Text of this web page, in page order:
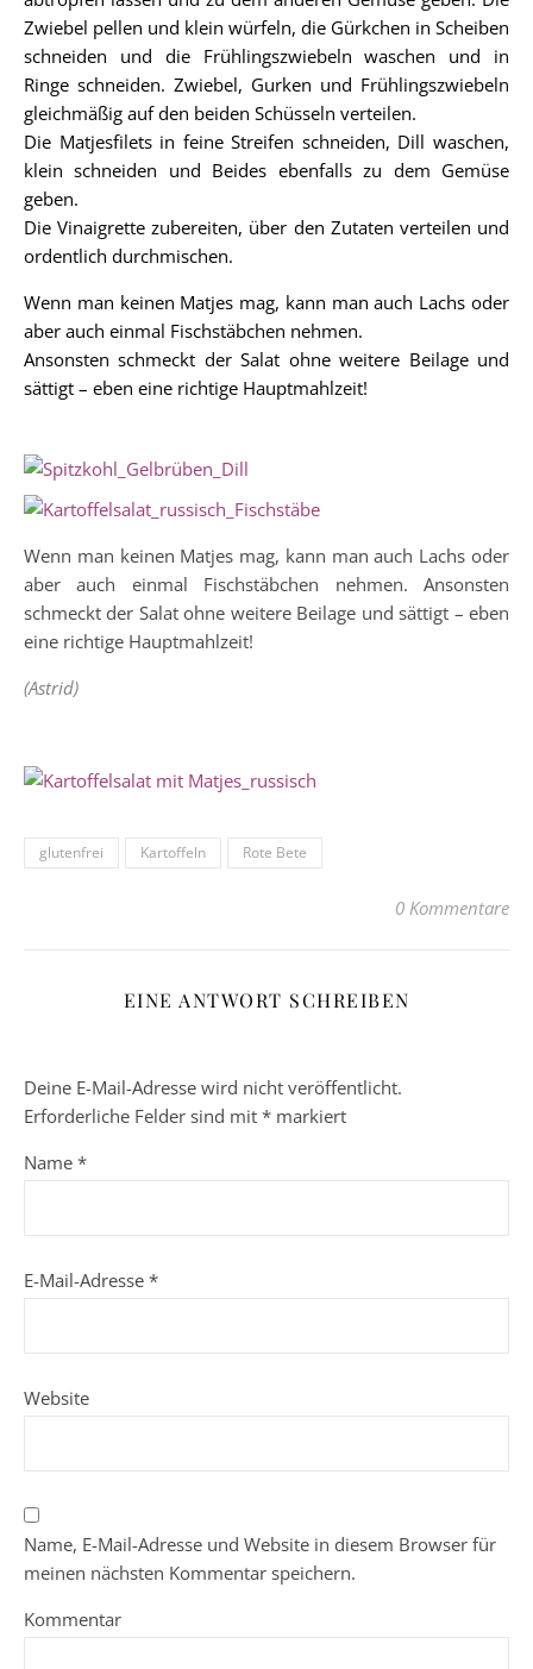
Zwiebel pellen und klein würfeln, die Gürkchen in Scheiben
schneiden und die Frühlingszwiebeln waschen und in
Ringe schneiden. Zwiebel, Gurken und Frühlingszwiebeln
gleichmäßig auf den beiden Schüsseln verteilen.
Die Matjesfilets in feine Streifen schneiden, Dill waschen,
klein schneiden und Beides ebenfalls zu dem Gemüse
geben.
Die Vinaigrette zubereiten, über den Zutaten verteilen und
ordentlich durchmischen.
Wenn man keinen Matjes mag, kann man auch Lachs oder
aber auch einmal Fischstäbchen nehmen.
Ansonsten schmeckt der Salat ohne weitere Beilage und
sättigt – eben eine richtige Hauptmahlzeit!
Wenn man keinen Matjes mag, kann man auch Lachs oder
aber auch einmal Fischstäbchen nehmen. Ansonsten
schmeckt der Salat ohne weitere Beilage und sättigt – eben
eine richtige Hauptmahlzeit!
(Astrid)
glutenfrei Kartoffeln Rote Bete
0 Kommentare
EINE ANTWORT SCHREIBEN
Deine E-Mail-Adresse wird nicht veröffentlicht.
Erforderliche Felder sind mit * markiert
Name *
E-Mail-Adresse *
Website
Name, E-Mail-Adresse und Website in diesem Browser für
meinen nächsten Kommentar speichern.
Kommentar